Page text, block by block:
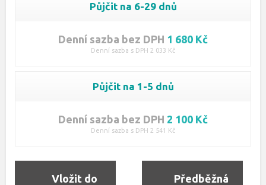
Půjčit na 6-29 dnů
Denní sazba bez DPH 1 680 Kč
Denní sazba s DPH 2 033 Kč
Půjčit na 1-5 dnů
Denní sazba bez DPH 2 100 Kč
Denní sazba s DPH 2 541 Kč
Vložit do Předběžná